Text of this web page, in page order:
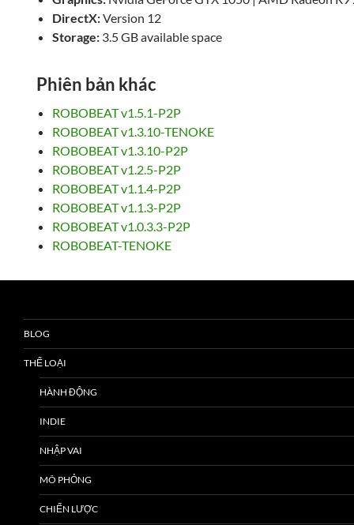
DirectX:Version 12
Storage: 3.5 GB available space
Phiên bản khác
ROBOBEAT v1.5.1-P2P
ROBOBEAT v1.3.10-TENOKE
ROBOBEAT v1.3.10-P2P
ROBOBEAT v1.2.5-P2P
ROBOBEAT v1.1.4-P2P
ROBOBEAT v1.1.3-P2P
ROBOBEAT v1.0.3.3-P2P
ROBOBEAT-TENOKE
BLOG
THỂ LOẠI
HÀNH ĐỘNG
INDIE
NHẬP VAI
MÔ PHỎNG
CHIẾN LƯỢC